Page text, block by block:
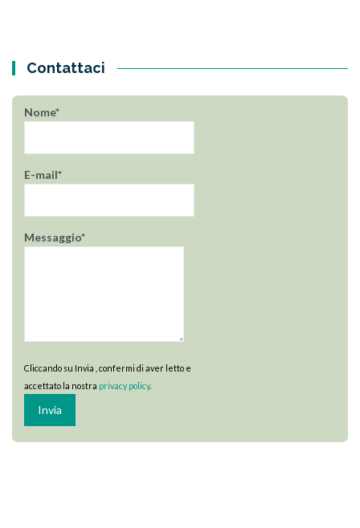
Contattaci
Nome*
E-mail*
Messaggio*
Cliccando su Invia , confermi di aver letto e
accettato la nostra privacy policy.